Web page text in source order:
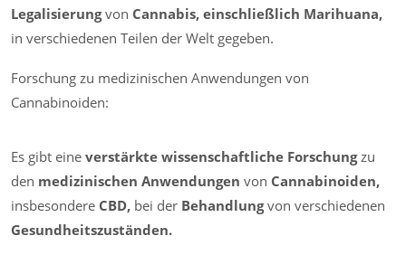
Legalisierungvon Cannabis, einschließlich Marihuana,
in verschiedenen Teilen der Welt gegeben.
Forschung zu medizinischen Anwendungen von
Cannabinoiden:
Es gibt eine verstärkte wissenschaftliche Forschungzu
den medizinischen Anwendungen von Cannabinoiden,
insbesondere CBD, bei der Behandlungvon verschiedenen
Gesundheitszuständen.